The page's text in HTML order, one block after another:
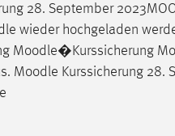
28. September 2023
wieder hochgeladen
Moodle�Kurssicherung
Moodle Kurssicherung 28.